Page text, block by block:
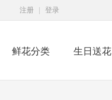
注册 登录
鲜花分类 生日送花